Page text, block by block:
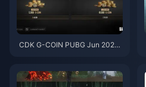
CDK G-COIN PUBG Jun 2026: